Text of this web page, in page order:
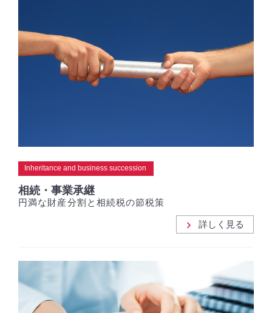
Inheritance and business succession
相続・事業承継
円満な財産分割と相続税の節税策
詳しく見る